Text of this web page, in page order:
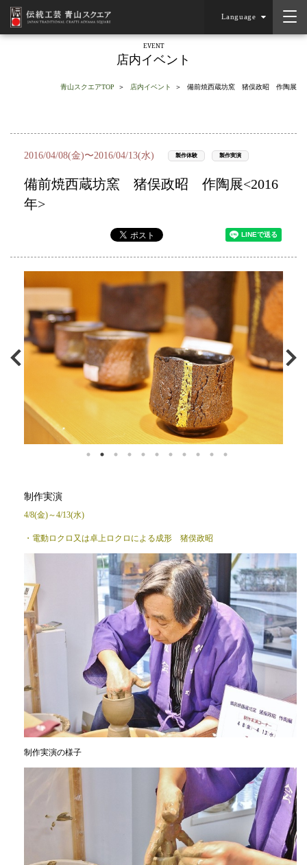
Language
EVENT
店内イベント
青山スクエアTOP 店内イベント 備前焼西蔵坊窯 猪俣政昭 作陶展
2016/04/08(金)〜2016/04/13(水) 製作体験 製作実演
備前焼西蔵坊窯 猪俣政昭 作陶展<2016
年>
制作実演
4/8(金)～4/13(水)
・電動ロクロ又は卓上ロクロによる成形 猪俣政昭
制作実演の様子